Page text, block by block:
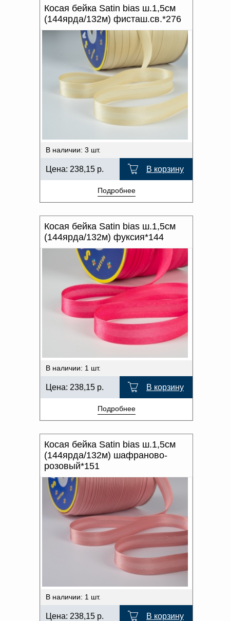
Косая бейка Satin bias ш.1,5см
(144ярда/132м) фисташ.св.*276
В наличии: 3 шт.
Цена: 238,15 р. В корзину
Подробнее
Косая бейка Satin bias ш.1,5см
(144ярда/132м) фуксия*144
В наличии: 1 шт.
Цена: 238,15 р. В корзину
Подробнее
Косая бейка Satin bias ш.1,5см
(144ярда/132м) шафраново-
розовый*151
В наличии: 1 шт.
Цена: 238,15 р. В корзину